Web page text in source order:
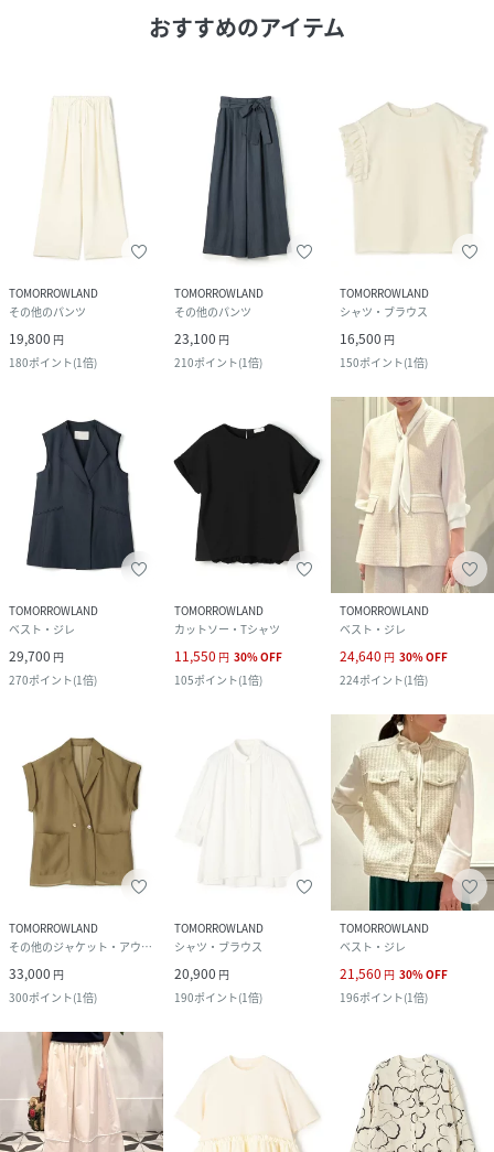
おすすめのアイテム
TOMORROWLAND
その他のパンツ
19,800 円
180ポイント(1倍)
TOMORROWLAND
その他のパンツ
23,100 円
210ポイント(1倍)
TOMORROWLAND
シャツ・ブラウス
16,500 円
150ポイント(1倍)
TOMORROWLAND
ベスト・ジレ
29,700 円
270ポイント(1倍)
TOMORROWLAND
カットソー・Tシャツ
11,550 円 30%OFF
105ポイント(1倍)
TOMORROWLAND
ベスト・ジレ
24,640 円 30%OFF
224ポイント(1倍)
TOMORROWLAND
その他のジャケット・アウター
33,000 円
300ポイント(1倍)
TOMORROWLAND
シャツ・ブラウス
20,900 円
190ポイント(1倍)
TOMORROWLAND
ベスト・ジレ
21,560 円 30%OFF
196ポイント(1倍)